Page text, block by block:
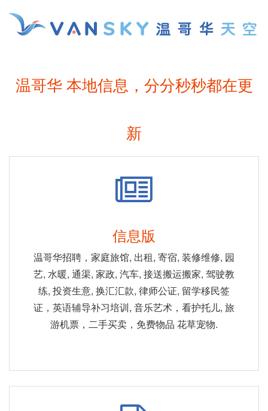
温哥华 本地信息，分分秒秒都在更
新
信息版
温哥华招聘，家庭旅馆, 出租, 寄宿, 装修维修, 园
艺, 水暖, 通渠, 家政, 汽车, 接送搬运搬家, 驾驶教
练, 投资生意, 换汇汇款, 律师公证, 留学移民签
证，英语辅导补习培训, 音乐艺术，看护托儿, 旅
游机票，二手买卖，免费物品 花草宠物.